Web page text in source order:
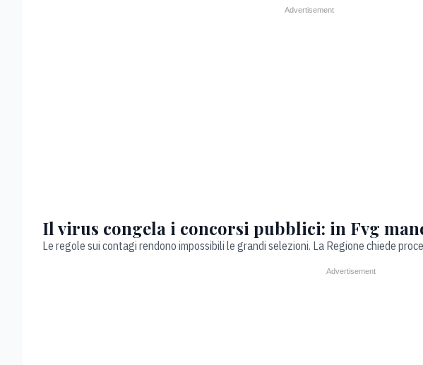
Il virus congela i concorsi pubblici: in Fvg
Le regole sui contagi rendono impossibili le grandi selezioni. La Regione chiede